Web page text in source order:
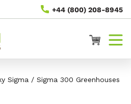
+44 (800) 208-8945
Vozík
Sigma / Sigma 300 Greenhouses